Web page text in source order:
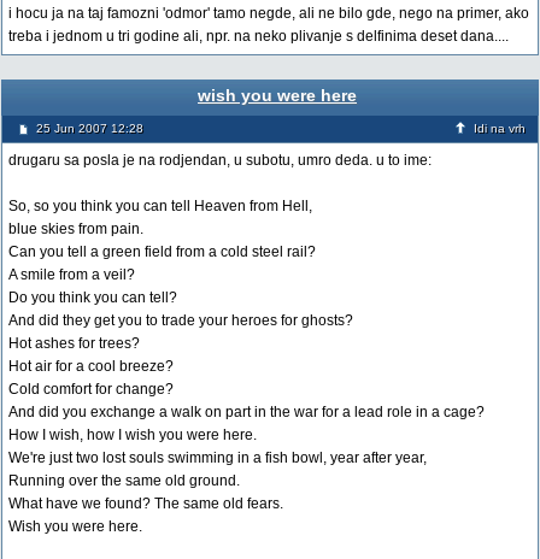
i hocu ja na taj famozni 'odmor' tamo negde, ali ne bilo gde, nego na primer, ako
treba i jednom u tri godine ali, npr. na neko plivanje s delfinima deset dana....
wish you were here
25 Jun 2007 12:28 Idi na vrh
drugaru sa posla je na rodjendan, u subotu, umro deda. u to ime:
So, so you think you can tell Heaven from Hell,
blue skies from pain.
Can you tell a green field from a cold steel rail?
A smile from a veil?
Do you think you can tell?
And did they get you to trade your heroes for ghosts?
Hot ashes for trees?
Hot air for a cool breeze?
Cold comfort for change?
And did you exchange a walk on part in the war for a lead role in a cage?
How I wish, how I wish you were here.
We're just two lost souls swimming in a fish bowl, year after year,
Running over the same old ground.
What have we found? The same old fears.
Wish you were here.